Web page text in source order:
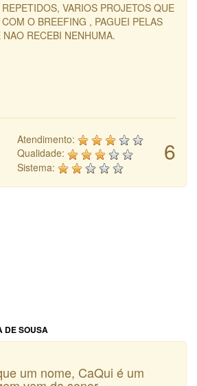
VARIOS PROJETOS QUE
O BREEFING , PAGUEI PELAS
RECEBI NENHUMA.
6
Atendimento:
Qualidade:
Sistema:
DE SOUSA
um nome, CaQui é um